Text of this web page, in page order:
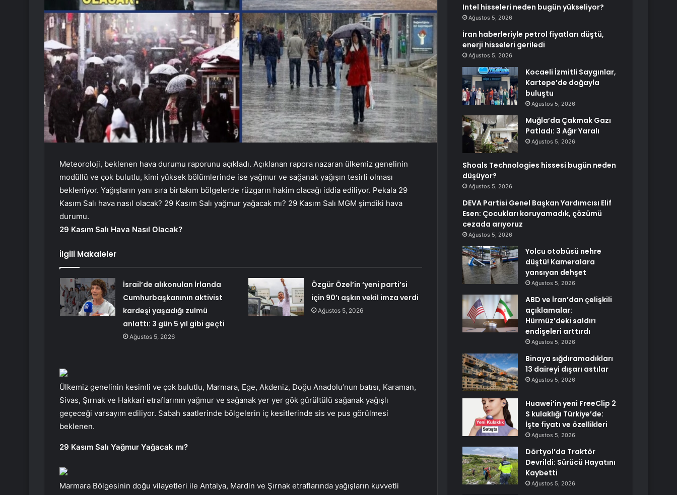
Meteoroloji, beklenen hava durumu raporunu açıkladı. Açıklanan rapora nazaran ülkemiz genelinin
modüllü ve çok bulutlu, kimi yüksek bölümlerinde ise yağmur ve sağanak yağışın tesirli olması
bekleniyor. Yağışların yanı sıra birtakım bölgelerde rüzgarın hakim olacağı iddia ediliyor. Pekala 29
Kasım Salı hava nasıl olacak? 29 Kasım Salı yağmur yağacak mı? 29 Kasım Salı MGM şimdiki hava
durumu.
29 Kasım Salı Hava Nasıl Olacak?
İlgili Makaleler
İsrail’de alıkonulan İrlanda
Cumhurbaşkanının aktivist
kardeşi yaşadığı zulmü
anlattı: 3 gün 5 yıl gibi geçti
Ağustos 5, 2026
Özgür Özel’in ‘yeni parti’si
için 90’ı aşkın vekil imza verdi
Ağustos 5, 2026
Ülkemiz genelinin kesimli ve çok bulutlu, Marmara, Ege, Akdeniz, Doğu Anadolu’nun batısı, Karaman,
Sivas, Şırnak ve Hakkari etraflarının yağmur ve sağanak yer yer gök gürültülü sağanak yağışlı
geçeceği varsayım ediliyor. Sabah saatlerinde bölgelerin iç kesitlerinde sis ve pus görülmesi
beklenen.
29 Kasım Salı Yağmur Yağacak mı?
Marmara Bölgesinin doğu vilayetleri ile Antalya, Mardin ve Şırnak etraflarında yağışların kuvvetli
Intel hisseleri neden bugün yükseliyor?
Ağustos 5, 2026
İran haberleriyle petrol fiyatları düştü,
enerji hisseleri geriledi
Ağustos 5, 2026
Kocaeli İzmitli Saygınlar,
Kartepe’de doğayla
buluştu
Ağustos 5, 2026
Muğla’da Çakmak Gazı
Patladı: 3 Ağır Yaralı
Ağustos 5, 2026
Shoals Technologies hissesi bugün neden
düşüyor?
Ağustos 5, 2026
DEVA Partisi Genel Başkan Yardımcısı Elif
Esen: Çocukları koruyamadık, çözümü
cezada arıyoruz
Ağustos 5, 2026
Yolcu otobüsü nehre
düştü! Kameralara
yansıyan dehşet
Ağustos 5, 2026
ABD ve İran’dan çelişkili
açıklamalar:
Hürmüz’deki saldırı
endişeleri arttırdı
Ağustos 5, 2026
Binaya sığdıramadıkları
13 daireyi dışarı astılar
Ağustos 5, 2026
Huawei’in yeni FreeClip 2
S kulaklığı Türkiye’de:
İşte fiyatı ve özellikleri
Ağustos 5, 2026
Dörtyol’da Traktör
Devrildi: Sürücü Hayatını
Kaybetti
Ağustos 5, 2026